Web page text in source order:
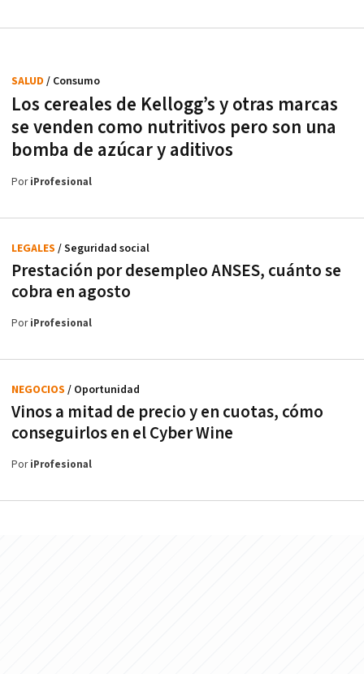
Los cereales de Kellogg’s y otras marcas
se venden como nutritivos pero son una
bomba de azúcar y aditivos
SALUD / Consumo
PoriProfesional
Prestación por desempleo ANSES, cuánto se
cobra en agosto
LEGALES / Seguridad social
PoriProfesional
Vinos a mitad de precio y en cuotas, cómo
conseguirlos en el Cyber Wine
NEGOCIOS / Oportunidad
PoriProfesional